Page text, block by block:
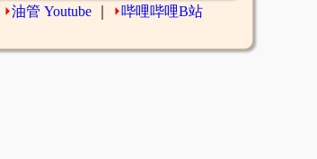
⏵油管 Youtube ⏵哔哩哔哩B站